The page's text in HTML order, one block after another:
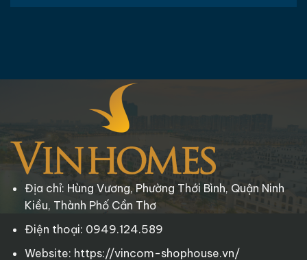
Địa chỉ: Hùng Vương, Phường Thới Bình, Quận Ninh
Kiều, Thành Phố Cần Thơ
Điện thoại: 0949.124.589
Website: https://vincom-shophouse.vn/